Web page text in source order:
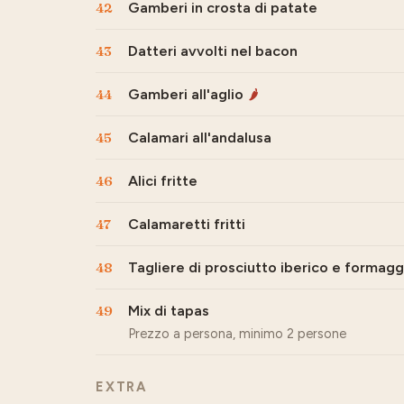
42 Gamberi in crosta di patate
43 Datteri avvolti nel bacon
44 Gamberi all'aglio 🌶
45 Calamari all'andalusa
46 Alici fritte
47 Calamaretti fritti
48 Tagliere di prosciutto iberico e
49 Mix di tapas
Prezzo a persona, minimo 2 persone
EXTRA